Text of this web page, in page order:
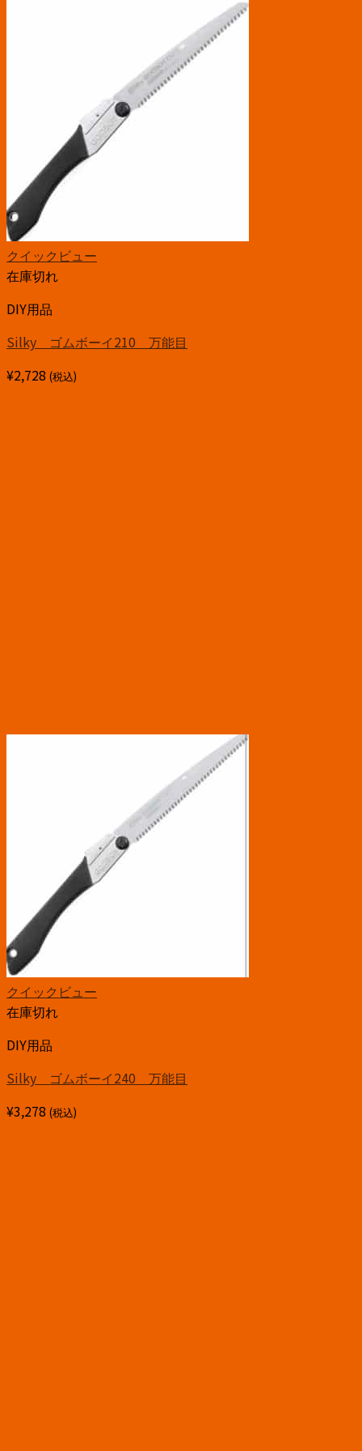
クイックビュー
在庫切れ
DIY用品
Silky ゴムボーイ210 万能目
¥2,728 (税込)
クイックビュー
在庫切れ
DIY用品
Silky ゴムボーイ240 万能目
¥3,278 (税込)